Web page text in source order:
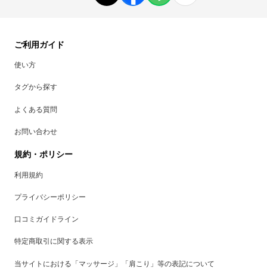
ご利用ガイド
使い方
タグから探す
よくある質問
お問い合わせ
規約・ポリシー
利用規約
プライバシーポリシー
口コミガイドライン
特定商取引に関する表示
当サイトにおける「マッサージ」「肩こり」等の表記について